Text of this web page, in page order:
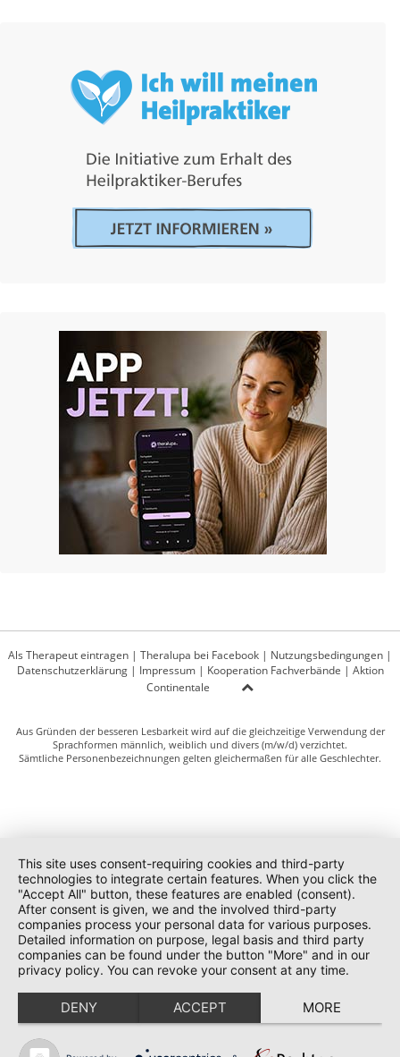
Als Therapeut eintragen | Theralupa bei Facebook | Nutzungsbedingungen |
Datenschutzerklärung| Impressum| Kooperation Fachverbände | Aktion
Continentale
Aus Gründen der besseren Lesbarkeit wird auf die gleichzeitige Verwendung der
Sprachformen männlich, weiblich und divers (m/w/d) verzichtet.
Sämtliche Personenbezeichnungen gelten gleichermaßen für alle Geschlechter.
This site uses consent-requiring cookies and third-party
technologies to integrate certain features. When you click the
"Accept All" button, these features are enabled (consent).
After consent is given, we and the involved third-party
companies process your personal data for various purposes.
Detailed information on purpose, legal basis and third party
companies can be found under the button "More" and in our
privacy policy. You can revoke your consent at any time.
DENY ACCEPT MORE